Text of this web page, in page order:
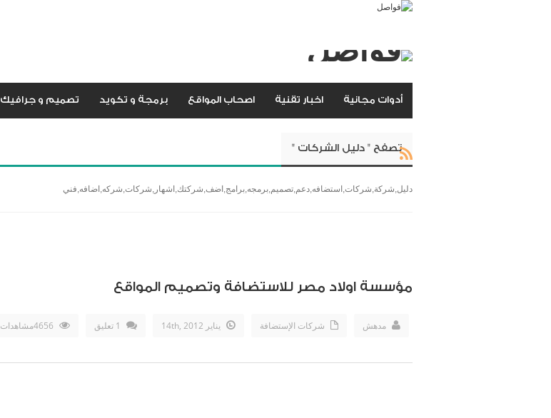
أدوات مجانية اخبار تقنية اصحاب المواقع برمجة و تكويد تصميم و جرافيك
تصفح " دليل الشركات "
دليل,شركة,شركات,استضافه,دعم,تصميم,برمجه,برامج,اضف,شركتك,اشهار,شركات,شركه,اضافه,فني
مؤسسة اولاد مصر للاستضافة وتصميم المواقع
مدهش شركات الإستضافة يناير 14th, 2012 1 تعليق